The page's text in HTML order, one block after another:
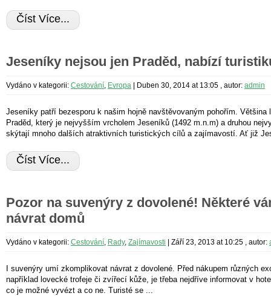
Číst Více...
Jeseníky nejsou jen Praděd, nabízí
Vydáno v kategorii: Cestování, Evropa Duben 30, 2014 at 13:05 , autor: admin
Jeseníky patří bezesporu k našim hojně navštěvovaným pohořím.
Praděd, který je nejvyšším vrcholem Jeseníků (1492 m.n.m) a druhou
skýtají mnoho dalších atraktivních turistických cílů a zajímavostí. Ať již
Číst Více...
Pozor na suvenýry z dovolené! Některé
návrat domů
Vydáno v kategorii: Cestování, Rady, Zajímavosti | Září 23, 2013 at 10:25 , autor:
I suvenýry umí zkomplikovat návrat z dovolené. Před nákupem různých
například lovecké trofeje či zvířecí kůže, je třeba nejdříve informovat v
co je možné vyvézt a co ne. Turisté se ...